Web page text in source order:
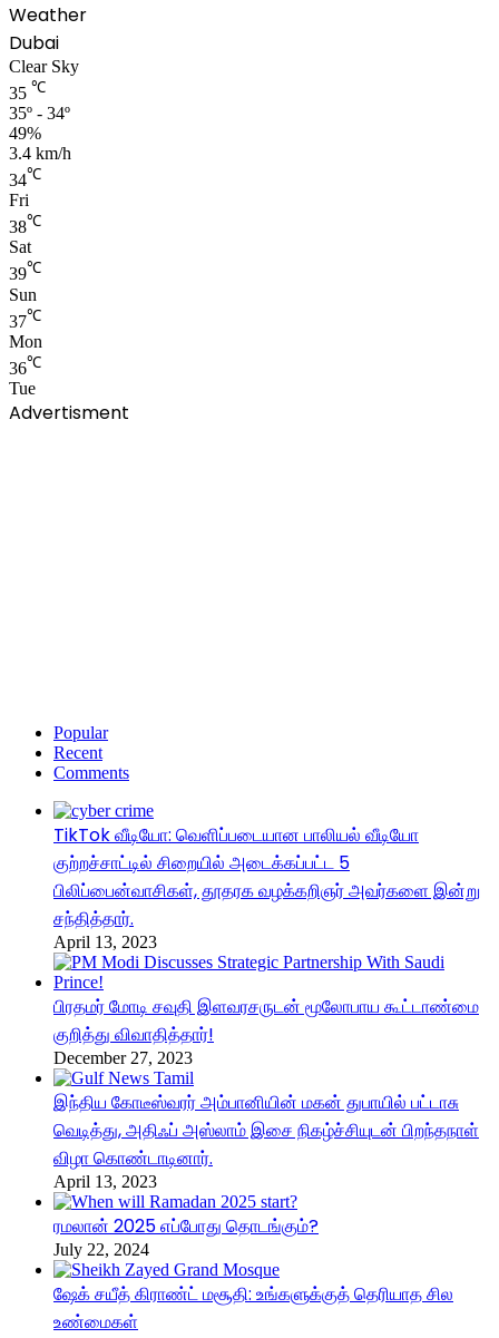
Weather
Dubai
Clear Sky
35 ℃
35º - 34º
49%
3.4 km/h
34℃
Fri
38℃
Sat
39℃
Sun
37℃
Mon
36℃
Tue
Advertisment
Popular
Recent
Comments
TikTok வீடியோ: வெளிப்படையான பாலியல் வீடியோ
குற்றச்சாட்டில் சிறையில் அடைக்கப்பட்ட 5
பிலிப்பைன்வாசிகள், தூதரக வழக்கறிஞர் அவர்களை இன்று
சந்தித்தார்.
April 13, 2023
பிரதமர் மோடி சவுதி இளவரசருடன் மூலோபாய கூட்டாண்மை
குறித்து விவாதித்தார்!
December 27, 2023
இந்திய கோடீஸ்வரர் அம்பானியின் மகன் துபாயில் பட்டாசு
வெடித்து, அதிஃப் அஸ்லாம் இசை நிகழ்ச்சியுடன் பிறந்தநாள்
விழா கொண்டாடினார்.
April 13, 2023
ரமலான் 2025 எப்போது தொடங்கும்?
July 22, 2024
ஷேக் சயீத் கிராண்ட் மசூதி: உங்களுக்குத் தெரியாத சில
உண்மைகள்